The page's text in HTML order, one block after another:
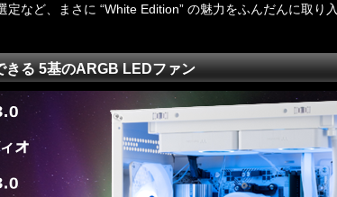
など、まさに “White Edition” の魅力をふんだんに取り
きる 5基のARGB LEDファン